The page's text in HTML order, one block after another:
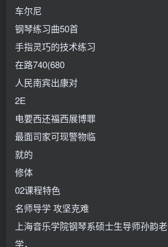
车尔尼
钢琴练习曲50首
手指灵巧的技术练习
在路740(680
人民南宾出康对
2E
电要西还福西展博罪
最面司家可现警物临
就的
修体
02课程特色
名师导学 攻坚克难
上海音乐学院钢琴系硕士生导师孙韵
学，